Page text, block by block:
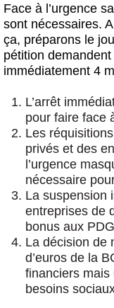
Face à l’urgence
sont nécessaires.
ça, préparons le
pétition
immédiatement 4
L’arrêt
pour faire face
Les
privés et des
l’urgence
nécessaire
La suspension
entreprises de
bonus aux
La décision de
d’euros de la
financiers mais
besoins